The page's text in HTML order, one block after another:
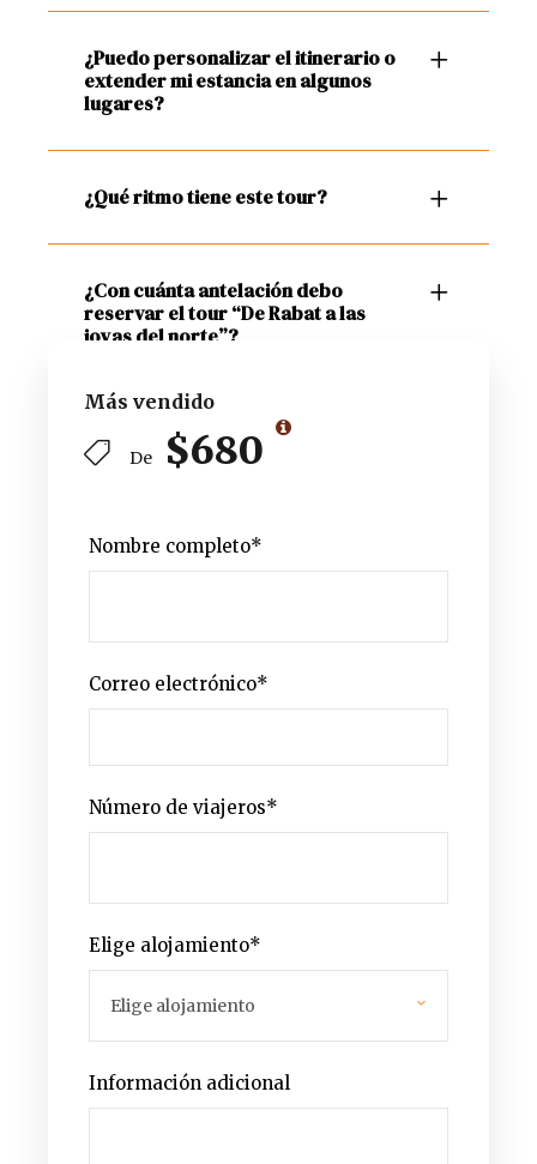
¿Puedo personalizar el itinerario o
extender mi estancia en algunos
lugares?
¿Qué ritmo tiene este tour?
¿Con cuánta antelación debo
reservar el tour “De Rabat a las
joyas del norte”?
Más vendido
De $680
Nombre completo*
Correo electrónico*
Número de viajeros*
Elige alojamiento*
Información adicional